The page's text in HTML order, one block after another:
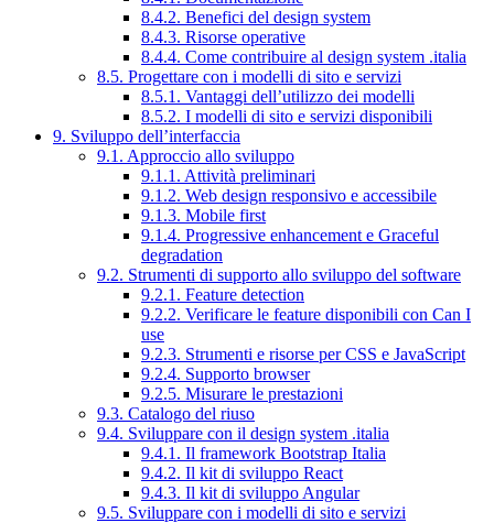
8.4.2. Benefici del design system
8.4.3. Risorse operative
8.4.4. Come contribuire al design system .italia
8.5. Progettare con i modelli di sito e servizi
8.5.1. Vantaggi dell’utilizzo dei modelli
8.5.2. I modelli di sito e servizi disponibili
9. Sviluppo dell’interfaccia
9.1. Approccio allo sviluppo
9.1.1. Attività preliminari
9.1.2. Web design responsivo e accessibile
9.1.3. Mobile first
9.1.4. Progressive enhancement e Graceful
degradation
9.2. Strumenti di supporto allo sviluppo del software
9.2.1. Feature detection
9.2.2. Verificare le feature disponibili con Can I
use
9.2.3. Strumenti e risorse per CSS e JavaScript
9.2.4. Supporto browser
9.2.5. Misurare le prestazioni
9.3. Catalogo del riuso
9.4. Sviluppare con il design system .italia
9.4.1. Il framework Bootstrap Italia
9.4.2. Il kit di sviluppo React
9.4.3. Il kit di sviluppo Angular
9.5. Sviluppare con i modelli di sito e servizi